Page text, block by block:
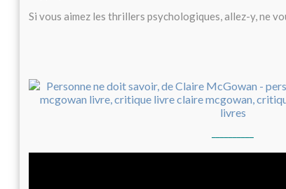
Si vous aimez les thrillers psychologiques, allez-y, ne